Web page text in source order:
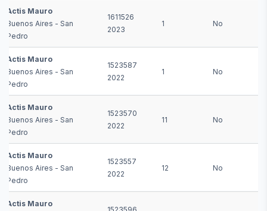
Actis Mauro
Buenos Aires - San
Pedro
1611526
2023
1 No
Actis Mauro
Buenos Aires - San
Pedro
1523587
2022
1 No
Actis Mauro
Buenos Aires - San
Pedro
1523570
2022
11 No
Actis Mauro
Buenos Aires - San
Pedro
1523557
2022
12 No
Actis Mauro